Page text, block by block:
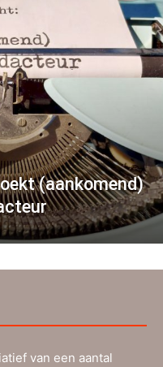
(aankomend)
van een aantal